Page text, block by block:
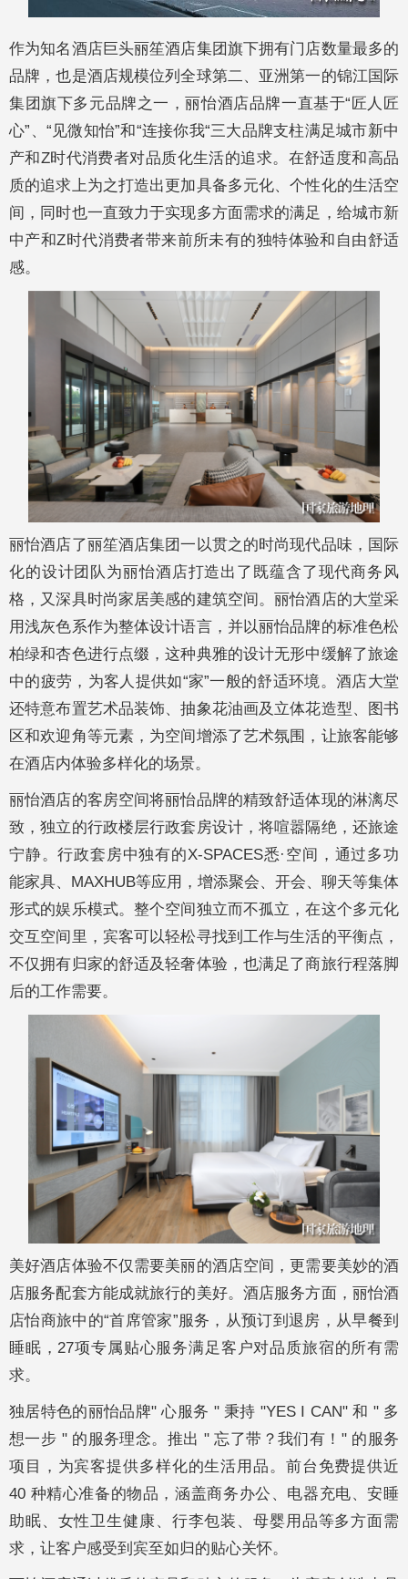
作为知名酒店巨头丽笙酒店集团旗下拥有门店数量最多的
品牌，也是酒店规模位列全球第二、亚洲第一的锦江国际
集团旗下多元品牌之一，丽怡酒店品牌一直基于“匠人匠
心”、“见微知怡”和“连接你我“三大品牌支柱满足城市新中
产和Z时代消费者对品质化生活的追求。在舒适度和高品
质的追求上为之打造出更加具备多元化、个性化的生活空
间，同时也一直致力于实现多方面需求的满足，给城市新
中产和Z时代消费者带来前所未有的独特体验和自由舒适
感。
丽怡酒店了丽笙酒店集团一以贯之的时尚现代品味，国际
化的设计团队为丽怡酒店打造出了既蕴含了现代商务风
格，又深具时尚家居美感的建筑空间。丽怡酒店的大堂采
用浅灰色系作为整体设计语言，并以丽怡品牌的标准色松
柏绿和杏色进行点缀，这种典雅的设计无形中缓解了旅途
中的疲劳，为客人提供如“家”一般的舒适环境。酒店大堂
还特意布置艺术品装饰、抽象花油画及立体花造型、图书
区和欢迎角等元素，为空间增添了艺术氛围，让旅客能够
在酒店内体验多样化的场景。
丽怡酒店的客房空间将丽怡品牌的精致舒适体现的淋漓尽
致，独立的行政楼层行政套房设计，将喧嚣隔绝，还旅途
宁静。行政套房中独有的X-SPACES悉·空间，通过多功
能家具、MAXHUB等应用，增添聚会、开会、聊天等集体
形式的娱乐模式。整个空间独立而不孤立，在这个多元化
交互空间里，宾客可以轻松寻找到工作与生活的平衡点，
不仅拥有归家的舒适及轻奢体验，也满足了商旅行程落脚
后的工作需要。
美好酒店体验不仅需要美丽的酒店空间，更需要美妙的酒
店服务配套方能成就旅行的美好。酒店服务方面，丽怡酒
店怡商旅中的“首席管家”服务，从预订到退房，从早餐到
睡眠，27项专属贴心服务满足客户对品质旅宿的所有需
求。
独居特色的丽怡品牌" 心服务 " 秉持 "YES I CAN" 和 " 多
想一步 " 的服务理念。推出 " 忘了带？我们有！" 的服务
项目，为宾客提供多样化的生活用品。前台免费提供近
40 种精心准备的物品，涵盖商务办公、电器充电、安睡
助眠、女性卫生健康、行李包装、母婴用品等多方面需
求，让客户感受到宾至如归的贴心关怀。